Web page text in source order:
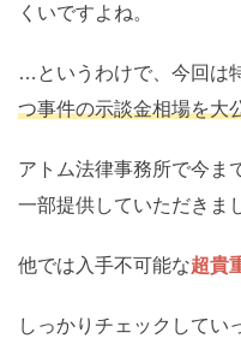
くいですよね。
…というわけで、今回は
つ事件の示談金相場を大
アトム法律事務所で今ま
一部提供していただきま
他では入手不可能な超貴
しっかりチェックしてい